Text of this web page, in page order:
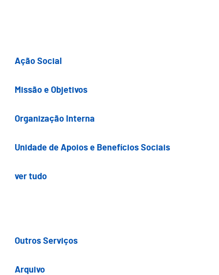
Ação Social
Missão e Objetivos
Organização Interna
Unidade de Apoios e Benefícios Sociais
ver tudo
Outros Serviços
Arquivo